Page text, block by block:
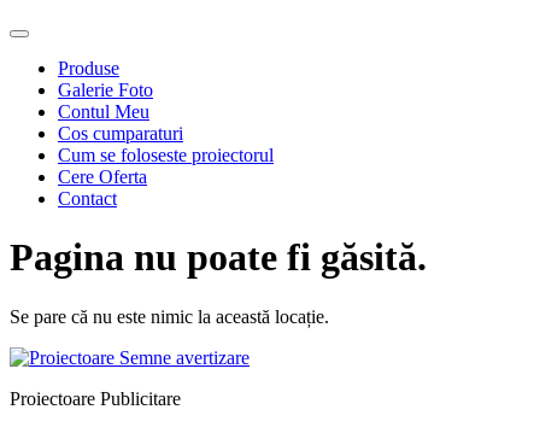
Produse
Galerie Foto
Contul Meu
Cos cumparaturi
Cum se foloseste proiectorul
Cere Oferta
Contact
Pagina nu poate fi găsită.
Se pare că nu este nimic la această locație.
Proiectoare Publicitare